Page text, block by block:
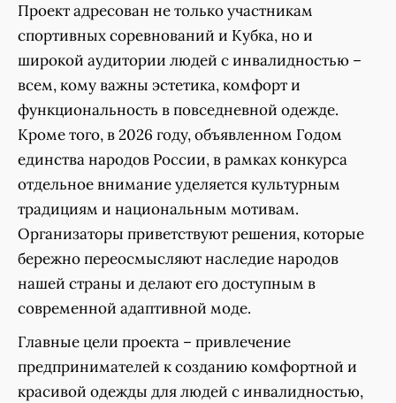
Проект адресован не только участникам
спортивных соревнований и Кубка, но и
широкой аудитории людей с инвалидностью –
всем, кому важны эстетика, комфорт и
функциональность в повседневной одежде.
Кроме того, в 2026 году, объявленном Годом
единства народов России, в рамках конкурса
отдельное внимание уделяется культурным
традициям и национальным мотивам.
Организаторы приветствуют решения, которые
бережно переосмысляют наследие народов
нашей страны и делают его доступным в
современной адаптивной моде.
Главные цели проекта – привлечение
предпринимателей к созданию комфортной и
красивой одежды для людей с инвалидностью,